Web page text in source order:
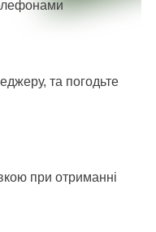
та погодьте
при отриманні